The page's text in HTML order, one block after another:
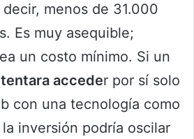
menos de 31.000
Es muy asequible;
un costo mínimo. Si un
acceder por sí solo
con una tecnología como
inversión podría oscilar